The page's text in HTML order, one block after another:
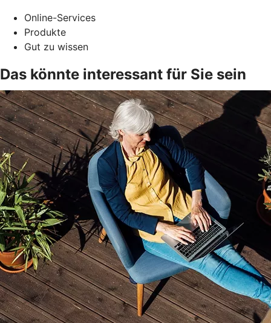
Online-Services
Produkte
Gut zu wissen
Das könnte interessant für Sie sein